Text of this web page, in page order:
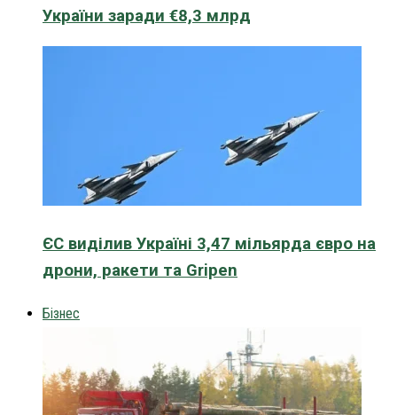
України заради €8,3 млрд
ЄС виділив Україні 3,47 мільярда євро на
дрони, ракети та Gripen
Бізнес